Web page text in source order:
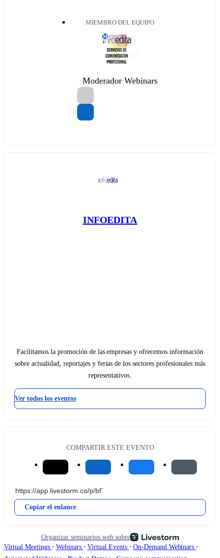
MIEMBRO DEL EQUIPO
M
Moderador Webinars
INFOEDITA
Facilitamos la promoción de las empresas y ofrecemos información
sobre actualidad, reportajes y ferias de los sectores profesionales más
representativos.
Ver todos los eventos
COMPARTIR ESTE EVENTO
Copiar el enlance
Organizar seminarios web sobre
Virtual Meetings ∙ Webinars ∙ Virtual Events ∙ On-Demand Webinars ∙